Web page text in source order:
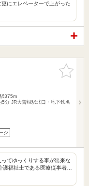
にエレベーターで上がった
お気に入
りに追加
375m
分 JR大曽根駅北口・地下鉄名
ジ
てゆっくりする事が出来な
護福祉士である医療従事者…